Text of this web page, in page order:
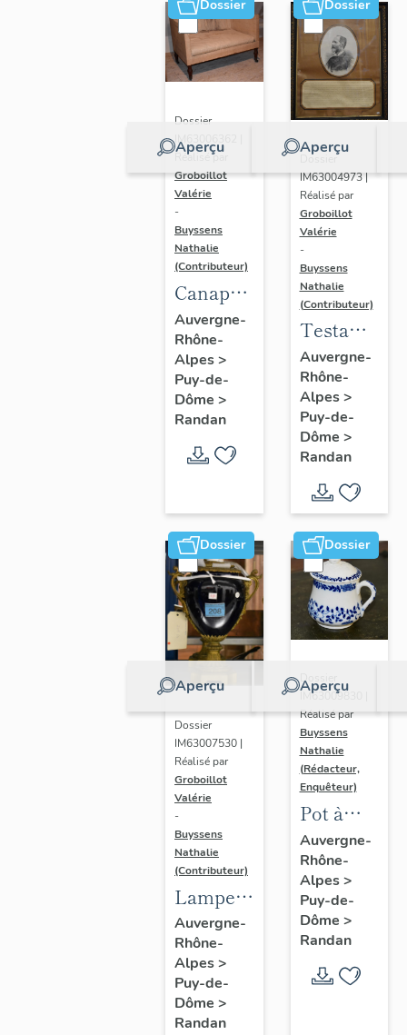
Dossier
Aperçu
Dossier
IM63006362 |
Réalisé par
Groboillot
Valérie
-
Buyssens
Nathalie
(Contributeur)
Canapé
à joues
n° 2
Auvergne-
Rhône-
Alpes>
Puy-de-
Dôme >
Randan
Dossier
Aperçu
Dossier
IM63004973 |
Réalisé par
Groboillot
Valérie
-
Buyssens
Nathalie
(Contributeur)
Testament
politique
de
Philippe
d'Orléans,
comte de
Paris
Auvergne-
Rhône-
Alpes>
Puy-de-
Dôme >
Randan
Dossier
Aperçu
Dossier
IM63007530 |
Réalisé par
Groboillot
Valérie
-
Buyssens
Nathalie
(Contributeur)
Lampe à
pétrole
n° 1
Auvergne-
Rhône-
Alpes>
Puy-de-
Dôme >
Randan
Dossier
Aperçu
Dossier
IM63009830 |
Réalisé par
Buyssens
Nathalie
(Rédacteur,
Enquêteur)
Pot à
crème n°
3
Auvergne-
Rhône-
Alpes>
Puy-de-
Dôme >
Randan